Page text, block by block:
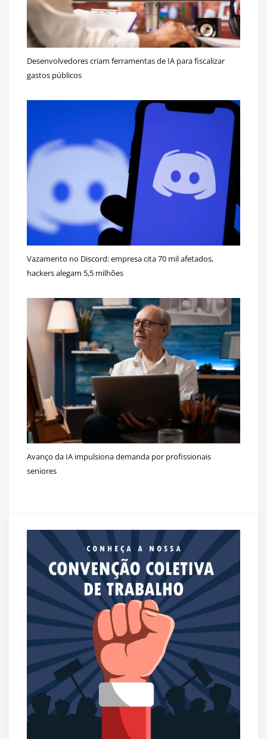
Desenvolvedores criam ferramentas de IA para fiscalizar
gastos públicos
Vazamento no Discord: empresa cita 70 mil afetados,
hackers alegam 5,5 milhões
Avanço da IA impulsiona demanda por profissionais
seniores